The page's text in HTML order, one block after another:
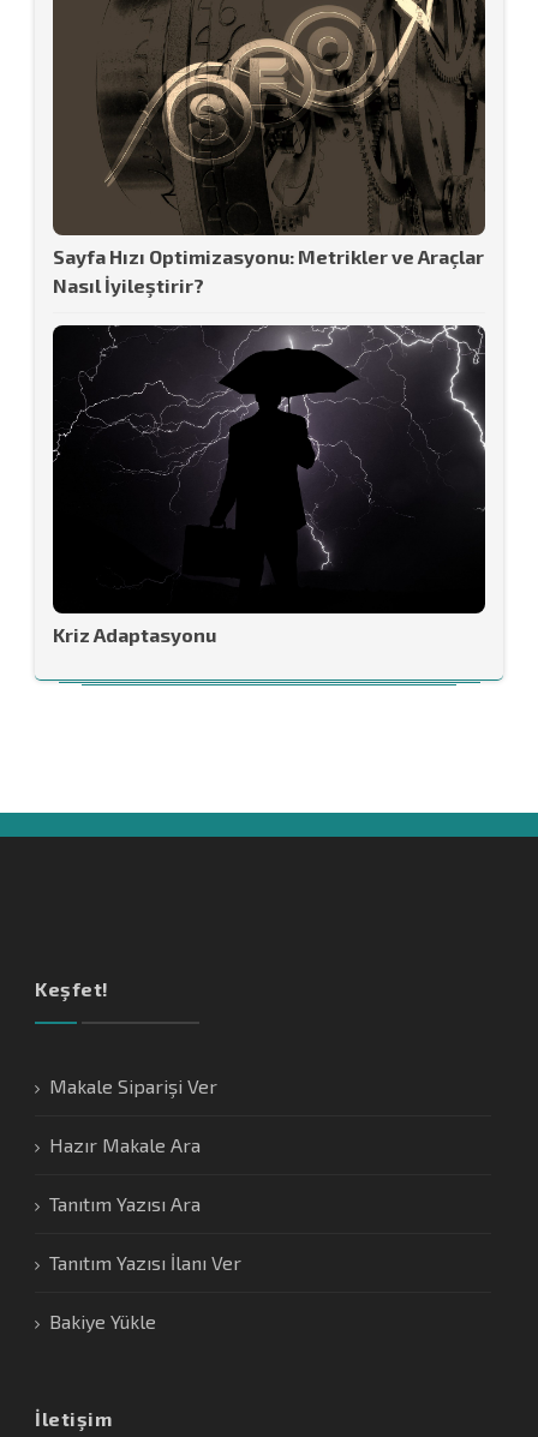
Sayfa Hızı Optimizasyonu: Metrikler ve Araçlar
Nasıl İyileştirir?
Kriz Adaptasyonu
Keşfet!
Makale Siparişi Ver
Hazır Makale Ara
Tanıtım Yazısı Ara
Tanıtım Yazısı İlanı Ver
Bakiye Yükle
İletişim